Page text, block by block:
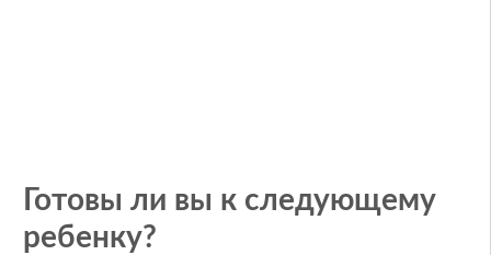
Готовы ли вы к следующему
ребенку?